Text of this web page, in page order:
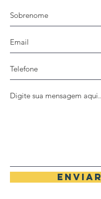
Enviar